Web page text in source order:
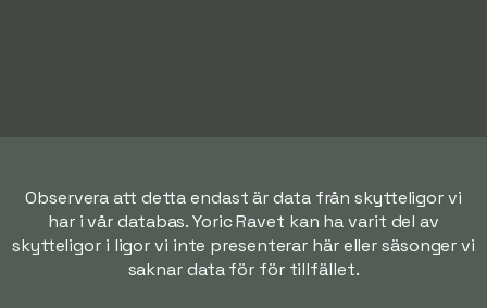
Observera att detta endast är data från skytteligor vi
har i vår databas. Yoric Ravet kan ha varit del av
skytteligor i ligor vi inte presenterar här eller säsonger vi
saknar data för för tillfället.